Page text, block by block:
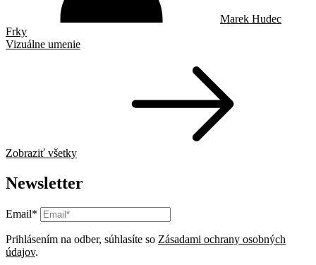
Marek Hudec
Frky
Vizuálne umenie
Zobraziť všetky
Newsletter
Email*
Prihlásením na odber, súhlasíte so Zásadami ochrany osobných
údajov.